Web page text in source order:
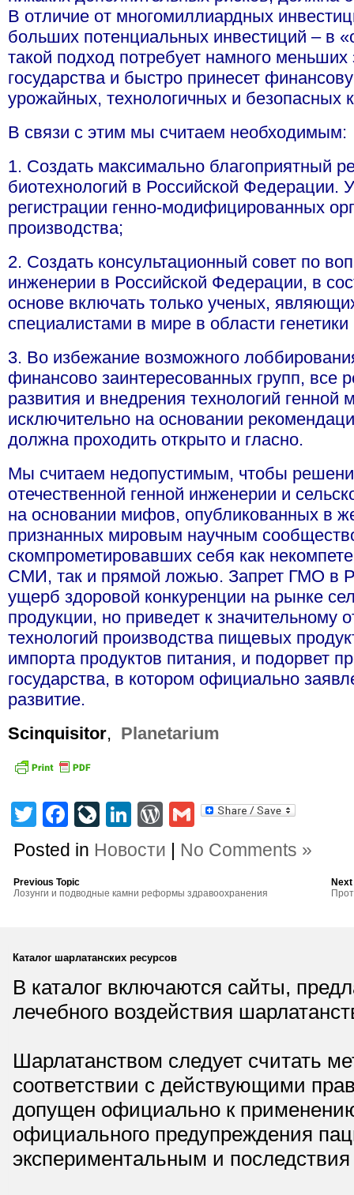
В отличие от многомиллиардных
больших потенциальных инвестиций – в
такой подход потребует намного меньших
государства и быстро принесет
урожайных, технологичных и безопасных
В связи с этим мы считаем необходимым:
1. Создать максимально благоприятный
биотехнологий в Российской Федерации.
регистрации генно-модифицированных
производства;
2. Создать консультационный совет по
инженерии в Российской Федерации, в
основе включать только ученых,
специалистами в мире в области
3. Во избежание возможного
финансово заинтересованных групп, все
развития и внедрения технологий
исключительно на основании
должна проходить открыто и гласно.
Мы считаем недопустимым, чтобы
отечественной генной инженерии и
на основании мифов, опубликованных в
признанных мировым научным
скомпрометировавших себя как
СМИ, так и прямой ложью. Запрет ГМО в
ущерб здоровой конкуренции на рынке
продукции, но приведет к значительному
технологий производства пищевых
импорта продуктов питания, и подорвет
государства, в котором официально
развитие.
Scinquisitor, Planetarium
TwitterFacebook
LiveJournal
LinkedIn
WordPress
Gmail
Posted in Новости | No Comments »
Previous Topic
Лозунги и подводные камни реформы здравоохранения
Каталог шарлатанских ресурсов
В каталог включаются сайты,
лечебного воздействия
Шарлатанством следует считать
соответствии с действующими
допущен официально к
официального предупреждения
экспериментальным и